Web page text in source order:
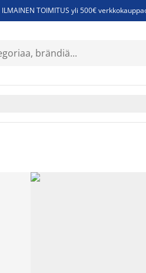
ILMAINEN TOIMITUS yli 500€
Sijauspatjoja - Säästä jopa